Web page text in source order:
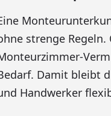
strenge Regeln.
Damit bleibt
Handwerker